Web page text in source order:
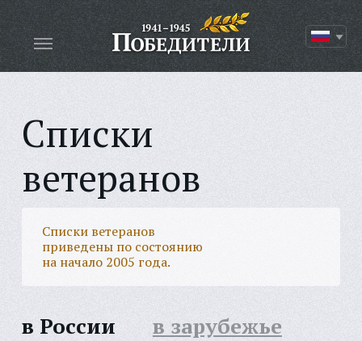
Списки
ветеранов
Списки ветеранов
приведены по состоянию
на начало 2005 года.
в России в зарубежье